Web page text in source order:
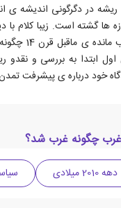
ریشه در دگرگونی اندیشه
ها گشته است. زیبا کلام با
خواهد
ابتدا به بررسی و نقدو
خود درباره ی پیشرفت
چگونه غرب شد؟
دهه 2010 میلادی